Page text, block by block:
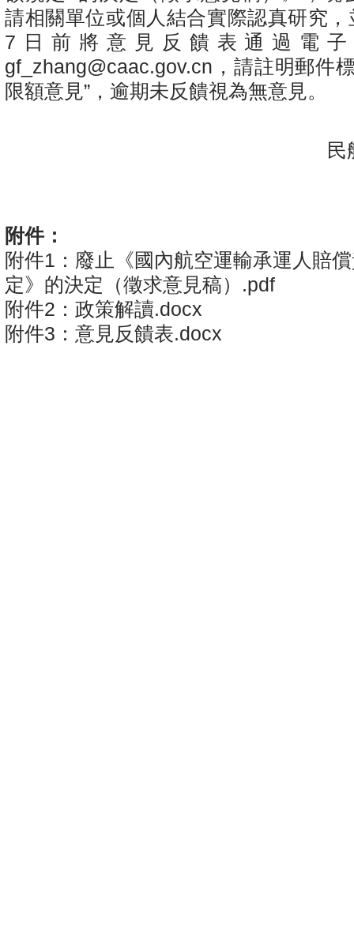
請相關單位或個人結合實際認真研究
7日前將意見反饋表通過電
gf_zhang@caac.gov.cn ，請註明郵件
限額意見”，逾期未反饋視為無意見。
民航
附件：
附件1：廢止《國內航空運輸承運人賠
定》的決定（徵求意見稿）.pdf
附件2：政策解讀.docx
附件3：意見反饋表.docx